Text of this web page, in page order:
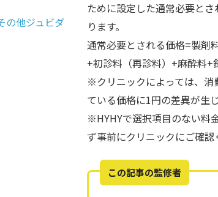
の他ジュビダ
ために設定した通常必要と
ります。
通常必要とされる価格=製剤
+初診料（再診料）+麻酔料+
※クリニックによっては、消
ている価格に1円の差異が生
※HYHYで選択項目のない料
ず事前にクリニックにご確認
この記事の監修者